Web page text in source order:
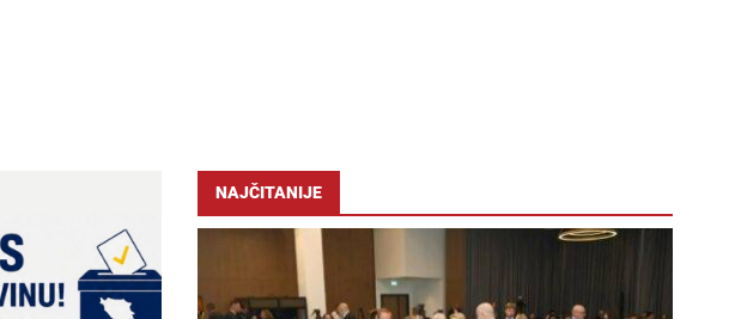
NAJČITANIJE